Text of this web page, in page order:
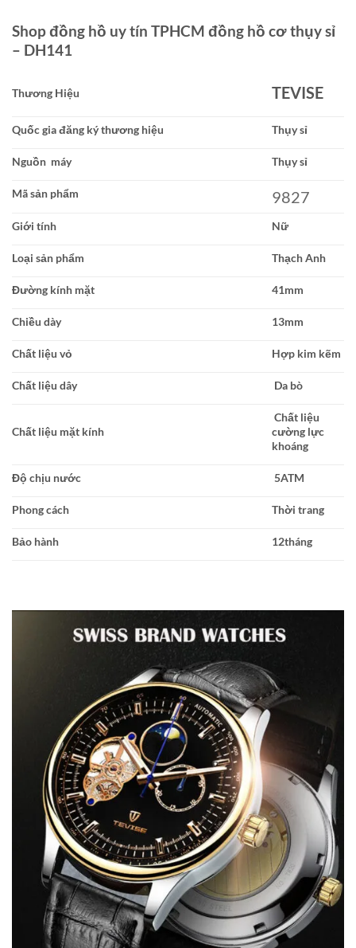
Shop đồng hồ uy tín TPHCM đồng hồ cơ thụy sỉ
– DH141
Thương Hiệu TEVISE
Quốc gia đăng ký thương hiệu Thụy sỉ
Nguồn máy Thụy sỉ
Mã sản phẩm 9827
Giới tính Nữ
Loại sản phẩm Thạch Anh
Đường kính mặt 41mm
Chiều dày 13mm
Chất liệu vỏ Hợp kim kẽm
Chất liệu dây Da bò
Chất liệu mặt kính
Chất liệu
cường lực
khoáng
Độ chịu nước 5ATM
Phong cách Thời trang
Bảo hành 12tháng